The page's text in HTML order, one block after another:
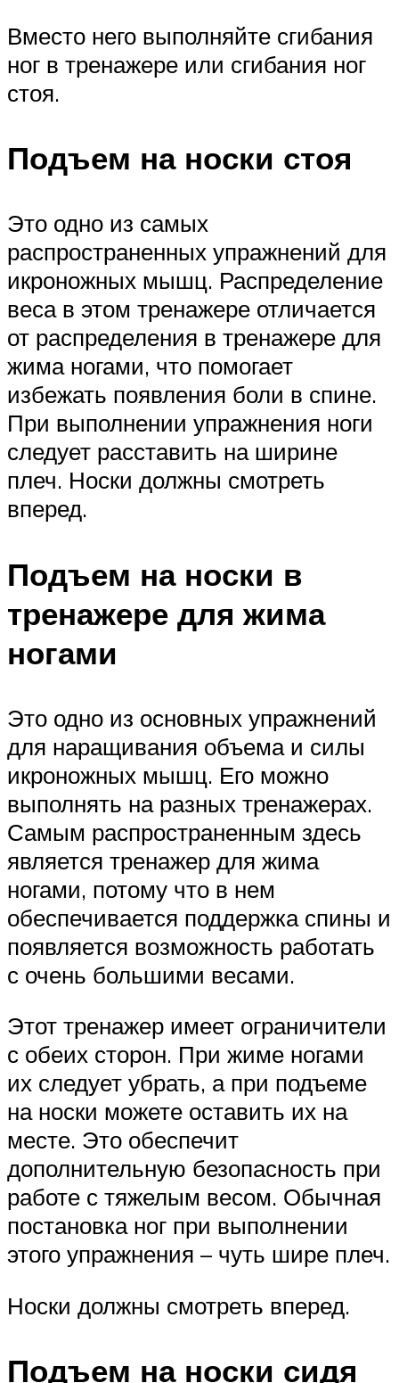
Вместо него выполняйте сгибания
ног в тренажере или сгибания ног
стоя.
Подъем на носки стоя
Это одно из самых
распространенных упражнений для
икроножных мышц. Распределение
веса в этом тренажере отличается
от распределения в тренажере для
жима ногами, что помогает
избежать появления боли в спине.
При выполнении упражнения ноги
следует расставить на ширине
плеч. Носки должны смотреть
вперед.
Подъем на носки в
тренажере для жима
ногами
Это одно из основных упражнений
для наращивания объема и силы
икроножных мышц. Его можно
выполнять на разных тренажерах.
Самым распространенным здесь
является тренажер для жима
ногами, потому что в нем
обеспечивается поддержка спины и
появляется возможность работать
с очень большими весами.
Этот тренажер имеет ограничители
с обеих сторон. При жиме ногами
их следует убрать, а при подъеме
на носки можете оставить их на
месте. Это обеспечит
дополнительную безопасность при
работе с тяжелым весом. Обычная
постановка ног при выполнении
этого упражнения – чуть шире плеч.
Носки должны смотреть вперед.
Подъем на носки сидя